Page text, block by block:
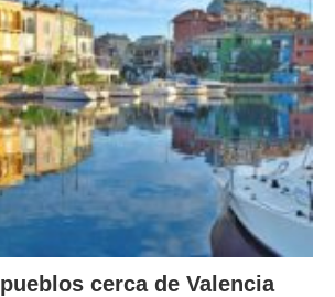
cerca de Valencia